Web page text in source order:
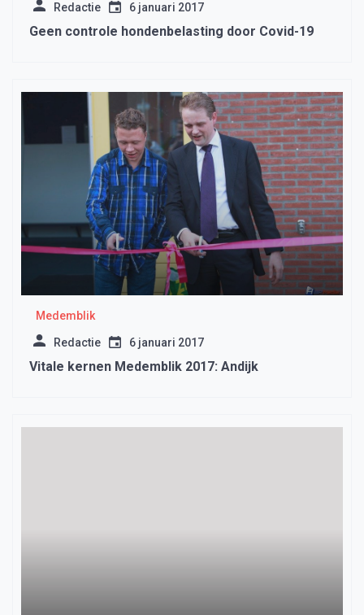
Redactie 6 januari 2017
Geen controle hondenbelasting door Covid-19
Medemblik
Redactie 6 januari 2017
Vitale kernen Medemblik 2017: Andijk